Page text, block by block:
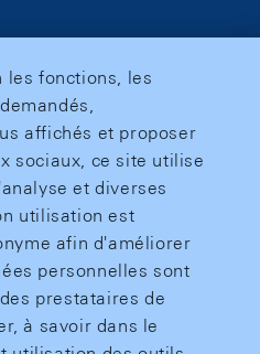
les fonctions, les
affichés et proposer
sociaux, ce site utilise
et diverses
utilisation est
afin d'améliorer
personnelles sont
prestataires de
à savoir dans le